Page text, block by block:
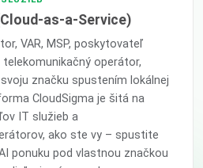
as-a-Service)
VAR, MSP, poskytovateľ
operátor,
značku spustením lokálnej
CloudSigma je šitá na
IT služieb a
ako ste vy – spustite
ponuku pod vlastnou značkou